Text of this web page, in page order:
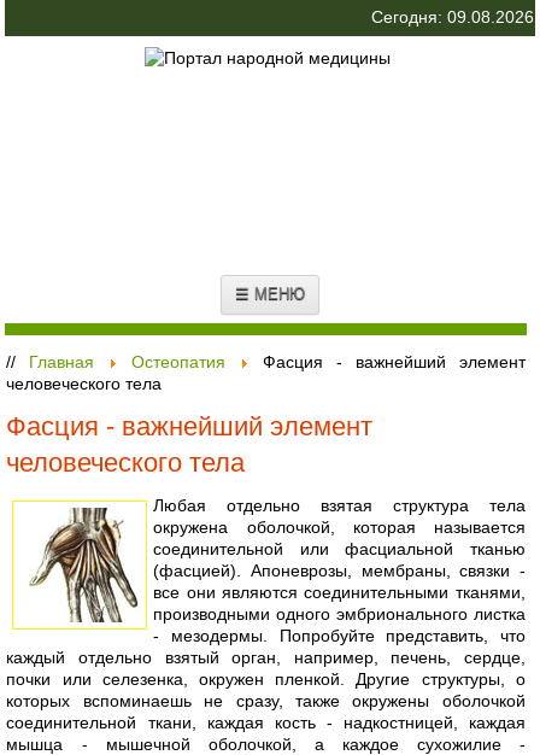
Сегодня: 09.08.2026
☰ МЕНЮ
// Главная Остеопатия
Фасция - важнейший элемент
человеческого тела
Фасция - важнейший элемент
человеческого тела
Любая отдельно взятая структура тела
окружена оболочкой, которая называется
соединительной или фасциальной тканью
(фасцией). Апоневрозы, мембраны, связки -
все они являются соединительными тканями,
производными одного эмбрионального листка
- мезодермы. Попробуйте представить, что
каждый отдельно взятый орган, например, печень, сердце,
почки или селезенка, окружен пленкой. Другие структуры, о
которых вспоминаешь не сразу, также окружены оболочкой
соединительной ткани, каждая кость - надкостницей, каждая
мышца - мышечной оболочкой, а каждое сухожилие -